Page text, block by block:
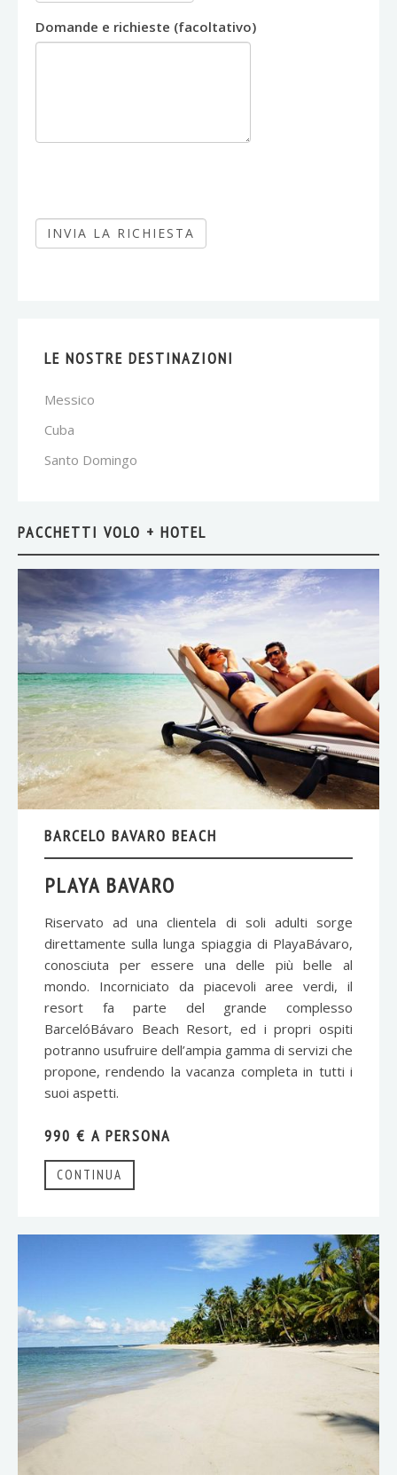
Domande e richieste (facoltativo)
LE NOSTRE DESTINAZIONI
Messico
Cuba
Santo Domingo
PACCHETTI VOLO + HOTEL
BARCELO BAVARO BEACH
PLAYA BAVARO
Riservato ad una clientela di soli adulti sorge
direttamente sulla lunga spiaggia di PlayaBávaro,
conosciuta per essere una delle più belle al
mondo. Incorniciato da piacevoli aree verdi, il
resort fa parte del grande complesso
BarcelóBávaro Beach Resort, ed i propri ospiti
potranno usufruire dell’ampia gamma di servizi che
propone, rendendo la vacanza completa in tutti i
suoi aspetti.
990 € A PERSONA
CONTINUA